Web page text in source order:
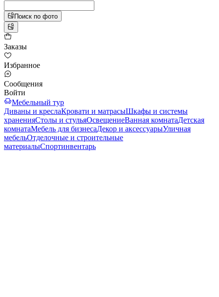
Поиск по фото
Заказы
Избранное
Сообщения
Войти
Мебельный тур
Диваны и креслаКровати и матрасыШкафы и системы
храненияСтолы и стульяОсвещениеВанная комнатаДетская
комнатаМебель для бизнесаДекор и аксессуарыУличная
мебельОтделочные и строительные
материалыСпортинвентарь